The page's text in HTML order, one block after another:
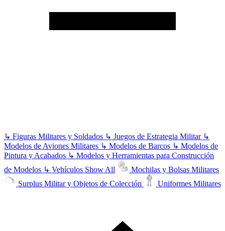
↳ Figuras Militares y Soldados ↳ Juegos de Estrategia Militar ↳
Modelos de Aviones Militares ↳ Modelos de Barcos ↳ Modelos de
Pintura y Acabados ↳ Modelos y Herramientas para Construcción
de Modelos ↳ Vehículos Show All
Mochilas y Bolsas Militares
Surplus Militar y Objetos de Colección
Uniformes Militares